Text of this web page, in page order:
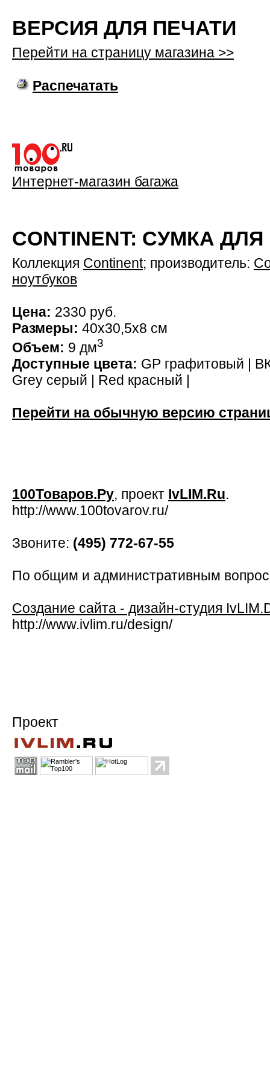
ВЕРСИЯ ДЛЯ ПЕЧАТИ
Перейти на страницу магазина >>
Распечатать
Интернет-магазин багажа
CONTINENT: СУМКА
Коллекция Continent; производитель:
ноутбуков
Цена: 2330 руб.
Размеры: 40x30,5x8 см
Объем: 9 дм3
Доступные цвета: GP графитовый |
Grey серый | Red красный |
Перейти на обычную версию
100Товаров.Ру, проект IvLIM.Ru.
http://www.100tovarov.ru/
Звоните: (495) 772-67-55
По общим и административным
Создание сайта - дизайн-студия
http://www.ivlim.ru/design/
Проект